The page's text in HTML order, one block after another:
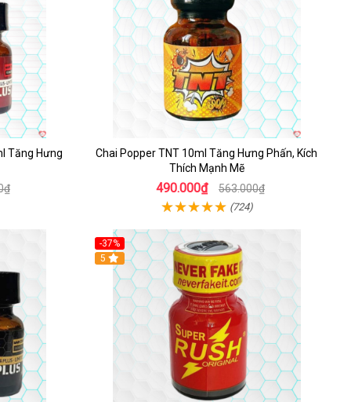
Tăng Hưng
Chai Popper TNT 10ml Tăng Hưng Phấn, Kích
Thích Mạnh Mẽ
490.000₫ 563.000₫
(724)
-37%
5